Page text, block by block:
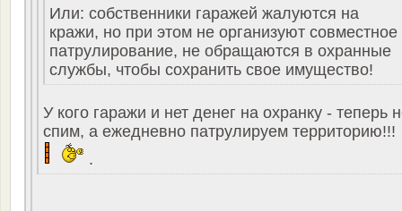
Или: собственники гаражей жалуются на
кражи, но при этом не организуют совместное
патрулирование, не обращаются в охранные
службы, чтобы сохранить свое имущество!
У кого гаражи и нет денег на охранку - теперь
спим, а ежедневно патрулируем территорию!!!
.